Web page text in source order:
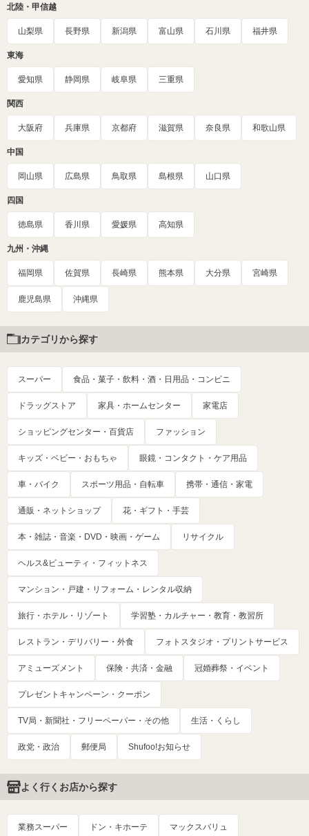
北陸・甲信越
山梨県 長野県 新潟県 富山県 石川県 福井県
東海
愛知県 静岡県 岐阜県 三重県
関西
大阪府 兵庫県 京都府 滋賀県 奈良県 和歌山県
中国
岡山県 広島県 鳥取県 島根県 山口県
四国
徳島県 香川県 愛媛県 高知県
九州・沖縄
福岡県 佐賀県 長崎県 熊本県 大分県 宮崎県
鹿児島県 沖縄県
カテゴリから探す
スーパー 食品・菓子・飲料・酒・日用品・コンビニ
ドラッグストア 家具・ホームセンター 家電店
ショッピングセンター・百貨店 ファッション
キッズ・ベビー・おもちゃ 眼鏡・コンタクト・ケア用品
車・バイク スポーツ用品・自転車 携帯・通信・家電
通販・ネットショップ 花・ギフト・手芸
本・雑誌・音楽・DVD・映画・ゲーム リサイクル
ヘルス&ビューティ・フィットネス
マンション・戸建・リフォーム・レンタル収納
旅行・ホテル・リゾート 学習塾・カルチャー・教育・教習所
レストラン・デリバリー・外食 フォトスタジオ・プリントサービス
アミューズメント 保険・共済・金融 冠婚葬祭・イベント
プレゼントキャンペーン・クーポン
TV局・新聞社・フリーペーパー・その他 生活・くらし
政党・政治 郵便局 Shufoo!お知らせ
よく行くお店から探す
業務スーパー ドン・キホーテ マックスバリュ